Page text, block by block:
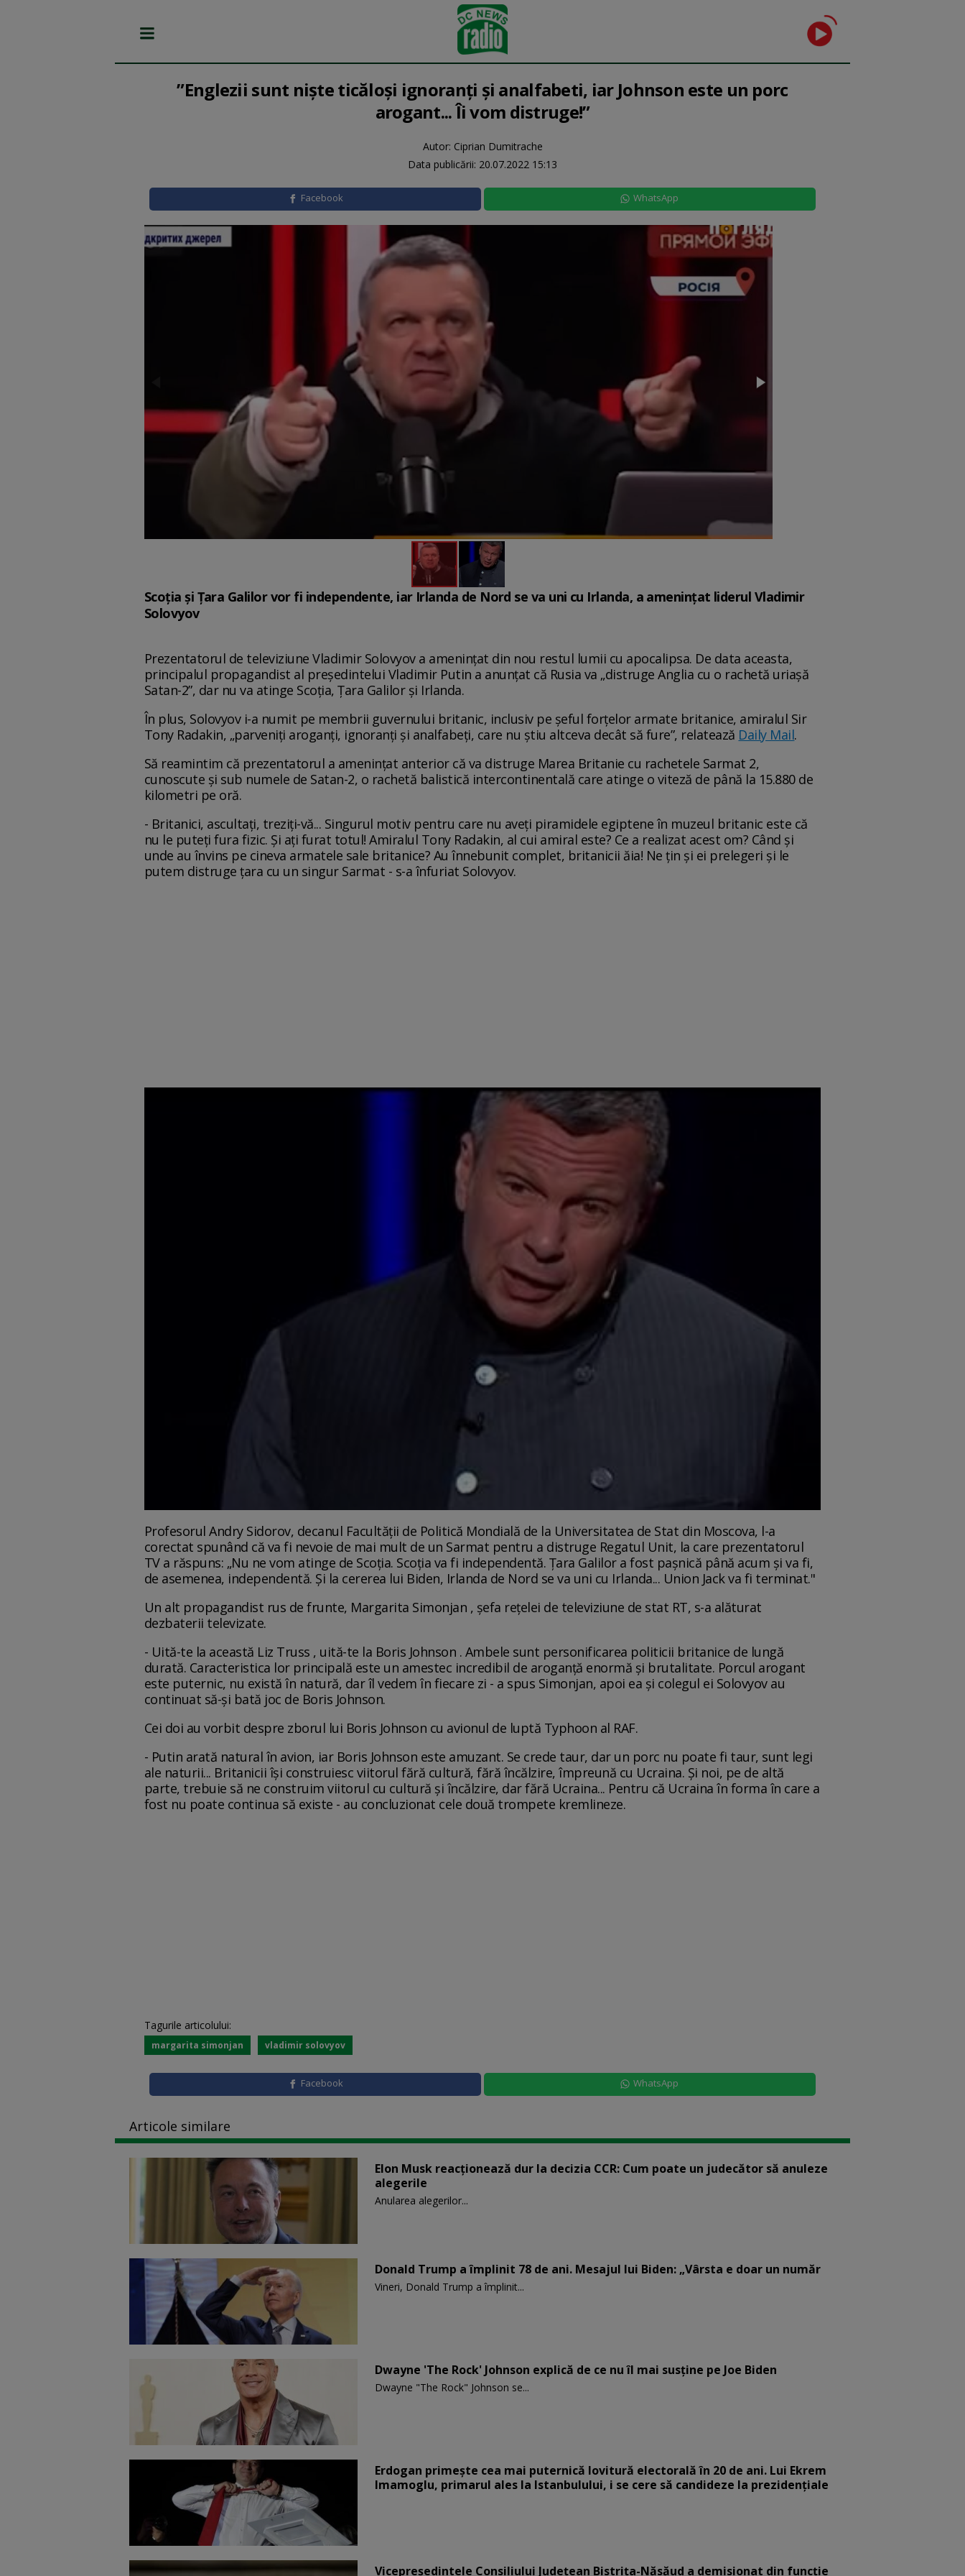
”Englezii sunt nişte ticăloşi ignoranţi şi analfabeti, iar Johnson este un porc
arogant... Îi vom distruge!”
Autor: Ciprian Dumitrache
Data publicării: 20.07.2022 15:13
Facebook WhatsApp
Scoția și Țara Galilor vor fi independente, iar Irlanda de Nord se va uni cu Irlanda, a amenințat liderul Vladimir
Solovyov
Prezentatorul de televiziune Vladimir Solovyov a amenințat din nou restul lumii cu apocalipsa. De data aceasta,
principalul propagandist al președintelui Vladimir Putin a anunțat că Rusia va „distruge Anglia cu o rachetă uriașă
Satan-2”, dar nu va atinge Scoția, Țara Galilor și Irlanda.
În plus, Solovyov i-a numit pe membrii guvernului britanic, inclusiv pe șeful forțelor armate britanice, amiralul Sir
Tony Radakin, „parveniți aroganți, ignoranți și analfabeți, care nu știu altceva decât să fure”, relatează Daily Mail.
Să reamintim că prezentatorul a amenințat anterior că va distruge Marea Britanie cu rachetele Sarmat 2,
cunoscute și sub numele de Satan-2, o rachetă balistică intercontinentală care atinge o viteză de până la 15.880 de
kilometri pe oră.
- Britanici, ascultați, treziți-vă... Singurul motiv pentru care nu aveți piramidele egiptene în muzeul britanic este că
nu le puteți fura fizic. Și ați furat totul! Amiralul Tony Radakin, al cui amiral este? Ce a realizat acest om? Când și
unde au învins pe cineva armatele sale britanice? Au înnebunit complet, britanicii ăia! Ne țin și ei prelegeri și le
putem distruge țara cu un singur Sarmat - s-a înfuriat Solovyov.
Profesorul Andry Sidorov, decanul Facultății de Politică Mondială de la Universitatea de Stat din Moscova, l-a
corectat spunând că va fi nevoie de mai mult de un Sarmat pentru a distruge Regatul Unit, la care prezentatorul
TV a răspuns: „Nu ne vom atinge de Scoția. Scoția va fi independentă. Țara Galilor a fost pașnică până acum și va fi,
de asemenea, independentă. Și la cererea lui Biden, Irlanda de Nord se va uni cu Irlanda... Union Jack va fi terminat."
Un alt propagandist rus de frunte, Margarita Simonjan , șefa rețelei de televiziune de stat RT, s-a alăturat
dezbaterii televizate.
- Uită-te la această Liz Truss , uită-te la Boris Johnson . Ambele sunt personificarea politicii britanice de lungă
durată. Caracteristica lor principală este un amestec incredibil de aroganță enormă și brutalitate. Porcul arogant
este puternic, nu există în natură, dar îl vedem în fiecare zi - a spus Simonjan, apoi ea și colegul ei Solovyov au
continuat să-și bată joc de Boris Johnson.
Cei doi au vorbit despre zborul lui Boris Johnson cu avionul de luptă Typhoon al RAF.
- Putin arată natural în avion, iar Boris Johnson este amuzant. Se crede taur, dar un porc nu poate fi taur, sunt legi
ale naturii... Britanicii își construiesc viitorul fără cultură, fără încălzire, împreună cu Ucraina. Și noi, pe de altă
parte, trebuie să ne construim viitorul cu cultură și încălzire, dar fără Ucraina... Pentru că Ucraina în forma în care a
fost nu poate continua să existe - au concluzionat cele două trompete kremlineze.
Tagurile articolului:
margarita simonjan vladimir solovyov
Facebook WhatsApp
Articole similare
Elon Musk reacționează dur la decizia CCR: Cum poate un judecător să anuleze
alegerile
Anularea alegerilor...
Donald Trump a împlinit 78 de ani. Mesajul lui Biden: „Vârsta e doar un număr
Vineri, Donald Trump a împlinit...
Dwayne 'The Rock' Johnson explică de ce nu îl mai susține pe Joe Biden
Dwayne "The Rock" Johnson se...
Erdogan primește cea mai puternică lovitură electorală în 20 de ani. Lui Ekrem
Imamoglu, primarul ales la Istanbulului, i se cere să candideze la prezidențiale
Vicepreşedintele Consiliului Judeţean Bistriţa-Năsăud a demisionat din funcție